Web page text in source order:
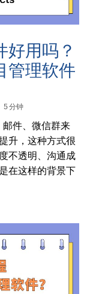
好用吗？
管理软件
5 分钟
件、微信群来
升，这种方式很
不透明、沟通成
在这样的背景下